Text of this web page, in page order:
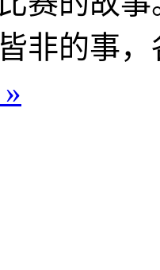
非的事